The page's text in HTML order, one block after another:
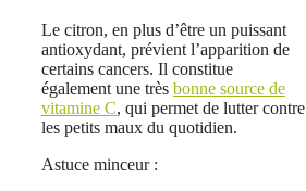
Le citron, en plus d’être un puissant
antioxydant, prévient l’apparition de
certains cancers. Il constitue
également une très bonne source de
vitamine C, qui permet de lutter contre
les petits maux du quotidien.
Astuce minceur :